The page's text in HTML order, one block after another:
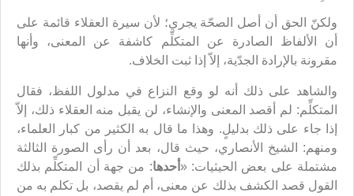
ولكنّ الحق أن أصل الصحّة يجري؛ لأن سيرة العقلاء قائمة على
أن الألفاظ الصادرة عن المتكلِّم كاشفة عن المعنى، وأنها
مقرونة بالإرادة الجدّية، إلاّ إذا ثبت الخلاف.
والشاهد على ذلك أنه لو وقع النزاع في مدلول اللفظ، فقال
المتكلِّم: لم أقصد المعنى والإنشاء، لن يقبل منه العقلاء ذلك، إلاّ
إذا جاء على ذلك بدليلٍ. وهذا ما قال به الكثير من كبار العلماء،
ومنهم: الشيخ الأنصاري، حيث قال، بعد أن رأى الصورة الثالثة
مشتملة على بعض الحيثيات: « أحدها: من جهة أن المتكلِّم بذلك
القول قصد الكشف بذلك عن معنى، أم لم يقصد، بل تكلم به من